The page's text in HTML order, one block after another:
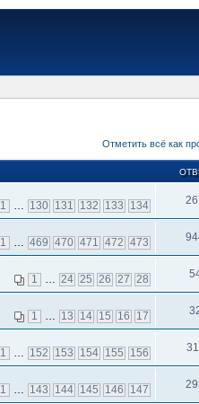
Отметить всё как
1 … 130 131 132 133 134
1 … 469 470 471 472 473
1 … 24 25 26 27 28
1 … 13 14 15 16 17
1 … 152 153 154 155 156
1 … 143 144 145 146 147